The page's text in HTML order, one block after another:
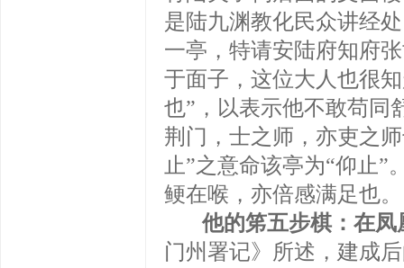
是陆九渊教化民众讲经
一亭，特请安陆府知府
于面子，这位大人也很
也”，以表示他不敢苟同
荆门，士之师，亦吏之
止”之意命该亭为“仰止
鲠在喉，亦倍感满足也。
他的笫五步棋：在
门州署记》所述，建成